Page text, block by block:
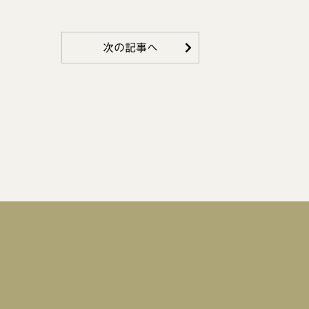
次の記事へ